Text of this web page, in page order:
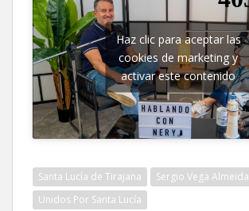
Haz clic para aceptar las
cookies de marketing y
activar este contenido
Santa Lucía de Tirajana
Sergio Vega Almeida
Unidos Por Santa Lucía